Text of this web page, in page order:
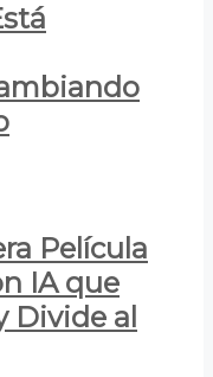
Película
IA que
Divide al